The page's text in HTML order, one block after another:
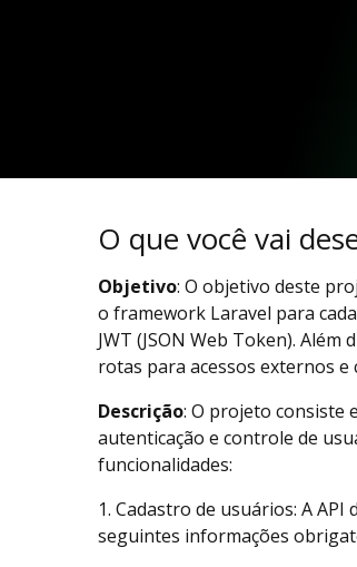
O que você vai
Objetivo: O objetivo deste
o framework Laravel para
JWT (JSON Web Token).
rotas para acessos externos
Descrição: O projeto consiste
autenticação e controle de
funcionalidades:
1. Cadastro de usuários: A
seguintes informações